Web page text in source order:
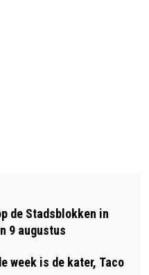
MET DE GROTE
IEDEREEN IS
de Stadsblokken in
9 augustus
week is de kater, Taco